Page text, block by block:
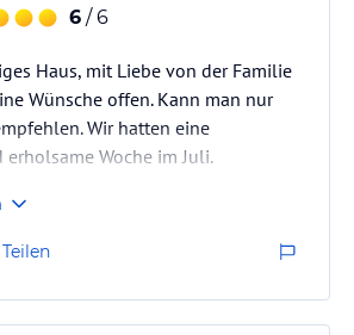
6 / 6
Haus, mit Liebe von der Familie
Wünsche offen. Kann man nur
Wir hatten eine
Woche im Juli.
Teilen